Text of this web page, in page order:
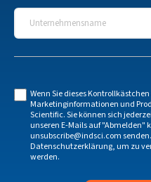
Unternehmensname
Wenn Sie dieses
Marketinginformationen und
Scientific. Sie können sich
unseren E-Mails auf "Abmelden"
unsubscribe@indsci.com
Datenschutzerklärung, um zu
werden.